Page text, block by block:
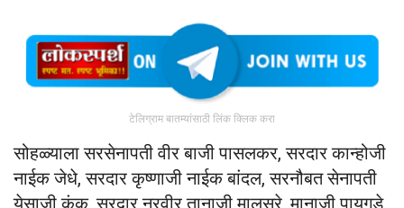
टेलिग्राम बातम्यांसाठी लिंक क्लिक करा
सोहळ्याला सरसेनापती वीर बाजी पासलकर, सरदार कान्होजी
नाईक जेधे, सरदार कृष्णाजी नाईक बांदल, सरनौबत सेनापती